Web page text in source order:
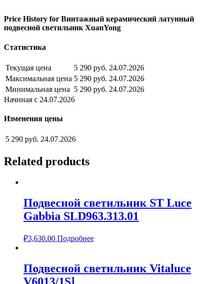
Price History for Винтажный керамический латунный
подвесной светильник XuanYong
Статистика
Текущая цена 5 290 руб. 24.07.2026
Максимальная цена 5 290 руб. 24.07.2026
Минимальная цена 5 290 руб. 24.07.2026
Начиная с 24.07.2026
Изменения цены
5 290 руб. 24.07.2026
Related products
Подвесной светильник ST Luce
Gabbia SLD963.313.01
₽3,630.00 Подробнее
Подвесной светильник Vitaluce